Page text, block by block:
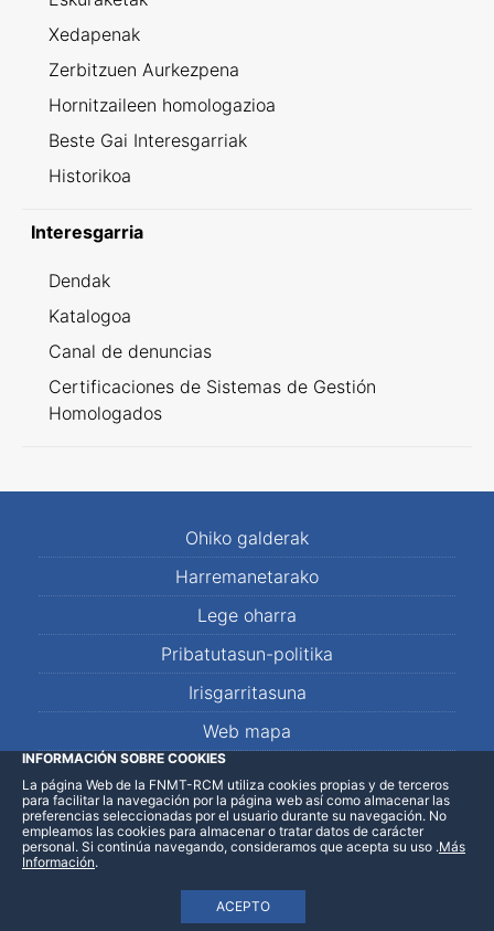
Xedapenak
Zerbitzuen Aurkezpena
Hornitzaileen homologazioa
Beste Gai Interesgarriak
Historikoa
Interesgarria
Dendak
Katalogoa
Canal de denuncias
Certificaciones de Sistemas de Gestión
Homologados
Ohiko galderak
Harremanetarako
Lege oharra
Pribatutasun-politika
Irisgarritasuna
Web mapa
LinkedInFacebookWhatsApp
INFORMACIÓN SOBRE COOKIES
La página Web de la FNMT-RCM utiliza cookies propias y de terceros
para facilitar la navegación por la página web así como almacenar las
preferencias seleccionadas por el usuario durante su navegación. No
empleamos las cookies para almacenar o tratar datos de carácter
personal. Si continúa navegando, consideramos que acepta su uso
ACEPTO
.Más
Información.